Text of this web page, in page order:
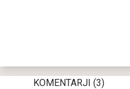
KOMENTARJI (3)